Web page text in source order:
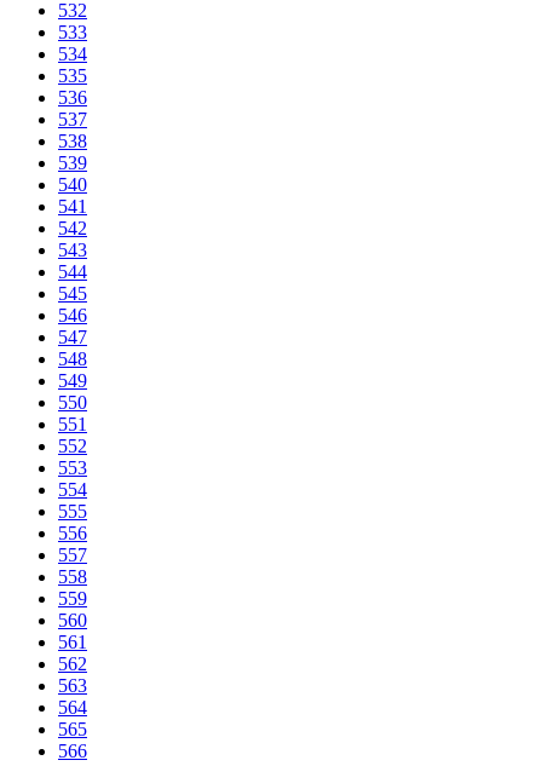
532
533
534
535
536
537
538
539
540
541
542
543
544
545
546
547
548
549
550
551
552
553
554
555
556
557
558
559
560
561
562
563
564
565
566